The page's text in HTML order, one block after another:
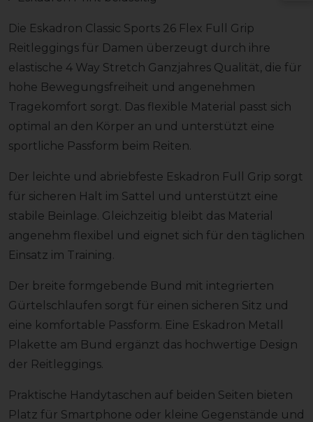
Die Eskadron Classic Sports 26 Flex Full Grip
Reitleggings für Damen überzeugt durch ihre
elastische 4 Way Stretch Ganzjahres Qualität, die für
hohe Bewegungsfreiheit und angenehmen
Tragekomfort sorgt. Das flexible Material passt sich
optimal an den Körper an und unterstützt eine
sportliche Passform beim Reiten.
Der leichte und abriebfeste Eskadron Full Grip sorgt
für sicheren Halt im Sattel und unterstützt eine
stabile Beinlage. Gleichzeitig bleibt das Material
angenehm flexibel und eignet sich für den täglichen
Einsatz im Training.
Der breite formgebende Bund mit integrierten
Gürtelschlaufen sorgt für einen sicheren Sitz und
eine komfortable Passform. Eine Eskadron Metall
Plakette am Bund ergänzt das hochwertige Design
der Reitleggings.
Praktische Handytaschen auf beiden Seiten bieten
Platz für Smartphone oder kleine Gegenstände und